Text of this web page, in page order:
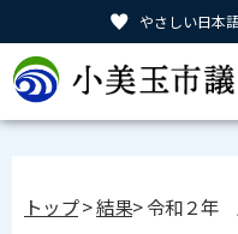
やさしい日本
トップ>結果> 令和２年